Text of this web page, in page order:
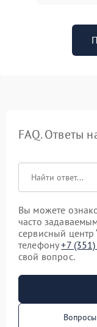
FAQ. Ответы
Вы можете
часто
сервисный центр
телефону+7
свой вопрос.